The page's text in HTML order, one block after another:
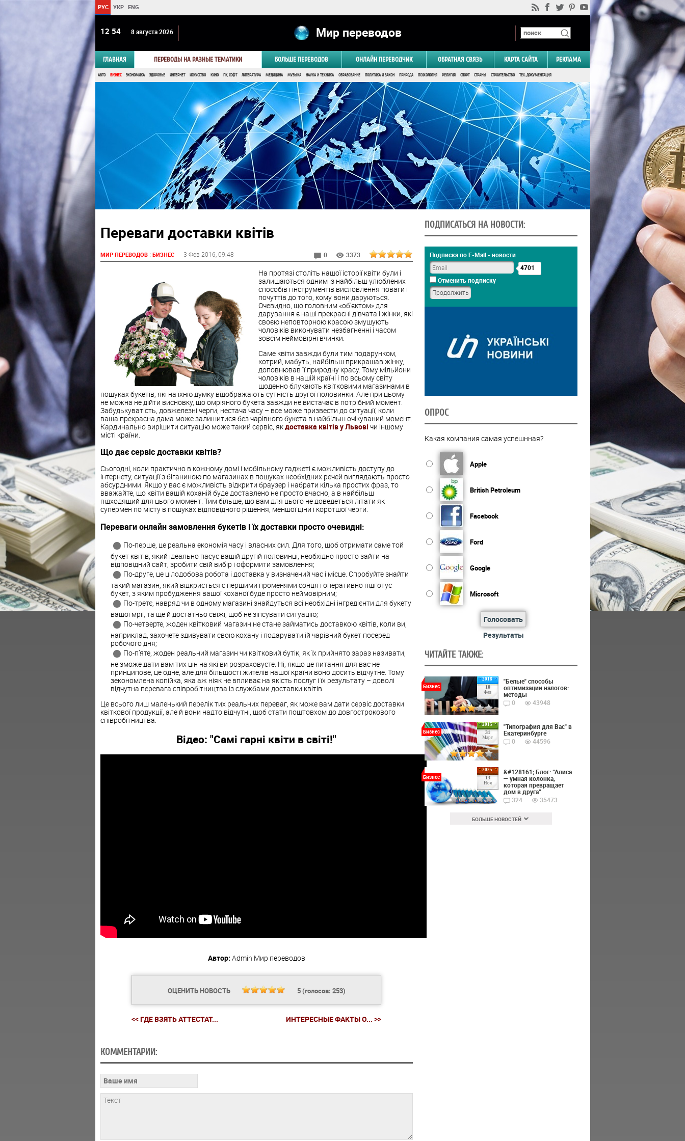
РУС УКР ENG
12 54 8 августа 2026 Мир переводов
ГЛАВНАЯ ПЕРЕВОДЫ НА РАЗНЫЕ ТЕМАТИКИ БОЛЬШЕ ПЕРЕВОДОВ ОНЛАЙН ПЕРЕВОДЧИК ОБРАТНАЯ СВЯЗЬ КАРТА САЙТА РЕКЛАМА
АВТО БИЗНЕС ЭКОНОМИКА ЗДОРОВЬЕ ИНТЕРНЕТ ИСКУССТВО КИНО ПК, СОФТ ЛИТЕРАТУРА МЕДИЦИНА МУЗЫКА НАУКА И ТЕХНИКА ОБРАЗОВАНИЕ ПОЛИТИКА И ЗАКОН ПРИРОДА ПСИХОЛОГИЯ РЕЛИГИЯ СПОРТ СТРАНЫ СТРОИТЕЛЬСТВО ТЕХ. ДОКУМЕНТАЦИЯ
Переваги доставки квітів
МИР ПЕРЕВОДОВ: БИЗНЕС 3 Фев 2016 , 09:48 0 3373
На протязі століть нашої історії квіти були і
залишаються одним із найбільш улюблених
способів і інструментів висловлення поваги і
почуттів до того, кому вони даруються.
Очевидно, що головним «об’єктом» для
дарування є наші прекрасні дівчата і жінки, які
своєю неповторною красою змушують
чоловіків виконувати незбагненні і часом
зовсім неймовірні вчинки.
Саме квіти завжди були тим подарунком,
котрий, мабуть, найбільш прикрашав жінку,
доповнював її природну красу. Тому мільйони
чоловіків в нашій країні і по всьому світу
щоденно блукають квітковими магазинами в
пошуках букетів, які на їхню думку відображають сутність другої половинки. Але при цьому
не можна не дійти висновку, що омріяного букета завжди не вистачає в потрібний момент.
Забудькуватість, довжелезні черги, нестача часу – все може призвести до ситуації, коли
ваша прекрасна дама може залишитися без чарівного букета в найбільш очікуваний момент.
Кардинально вирішити ситуацію може такий сервіс, якдоставка квітів у Львові чи іншому
місті країни.
Що дає сервіс доставки квітів?
Сьогодні, коли практично в кожному домі і мобільному гаджеті є можливість доступу до
інтернету, ситуації з біганиною по магазинах в пошуках необхідних речей виглядають просто
абсурдними. Якщо у вас є можливість відкрити браузер і набрати кілька простих фраз, то
вважайте, що квіти вашій коханій буде доставлено не просто вчасно, а в найбільш
підходящий для цього момент. Тим більше, що вам для цього не доведеться літати як
супермен по місту в пошуках відповідного рішення, меншої ціни і коротшої черги.
Переваги онлайн замовлення букетів і їх доставки просто очевидні:
По-перше, це реальна економія часу і власних сил. Для того, щоб отримати саме той
букет квітів, який ідеально пасує вашій другій половинці, необхідно просто зайти на
відповідний сайт, зробити свій вибір і оформити замовлення;
По-друге, це цілодобова робота і доставка у визначений час і місце. Спробуйте знайти
такий магазин, який відкриється с першими променями сонця і оперативно підготує
букет, з яким пробудження вашої коханої буде просто неймовірним;
По-третє, навряд чи в одному магазині знайдуться всі необхідні інгредієнти для букету
вашої мрії, та ще й достатньо свіжі, щоб не зіпсувати ситуацію;
По-четверте, жоден квітковий магазин не стане займатись доставкою квітів, коли ви,
наприклад, захочете здивувати свою кохану і подарувати ій чарівний букет посеред
робочого дня;
По-п’яте, жоден реальний магазин чи квітковий бутік, як їх прийнято зараз називати,
не зможе дати вам тих цін на які ви розраховуєте. Ні, якщо це питання для вас не
принципове, це одне, але для більшості жителів нашої країни воно досить відчутне. Тому
зекономлена копійка, яка аж ніяк не впливає на якість послуг і їх результату – доволі
відчутна перевага співробітництва із службами доставки квітів.
Це всього лиш маленький перелік тих реальних переваг, як може вам дати сервіс доставки
квіткової продукції, але й вони надто відчутні, щоб стати поштовхом до довгострокового
співробітництва.
Відео: "Самі гарні квіти в світі!"
Автор: Admin Мир переводов
ОЦЕНИТЬ НОВОСТЬ 5(голосов: 253)
<< ГДЕ ВЗЯТЬ АТТЕСТАТ... ИНТЕРЕСНЫЕ ФАКТЫ О... >>
КОММЕНТАРИИ:
ПОДПИСАТЬСЯ НА НОВОСТИ:
Подписка по E-Mail - новости
4701
Отменить подписку
ОПРОС
Какая компания самая успешнная?
Apple
British Petroleum
Facebook
Ford
Google
Microsoft
Голосовать
Результаты
ЧИТАЙТЕ ТАКЖЕ:
2018
10
Фев
Бизнес
"Белые" способы
оптимизации налогов:
методы
0
43948
2015
31
Март
Бизнес
"Типография для Вас" в
Екатеринбурге
0
44596
2025
13
Ноя
Бизнес
&#128161; Блог: “Алиса
— умная колонка,
которая превращает
дом в друга”
324
35473
БОЛЬШЕ НОВОСТЕЙ